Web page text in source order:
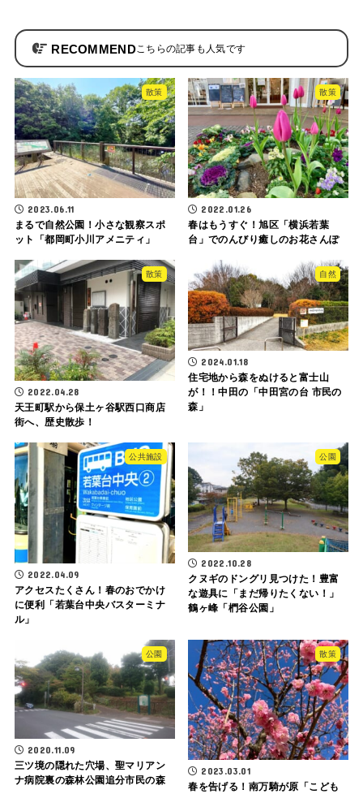
RECOMMEND
散策
2023.06.11
まるで自然公園！小さな観察スポ
ット「都岡町小川アメニティ」
散策
2022.01.26
春はもうすぐ！旭区「横浜若葉
台」でのんびり癒しのお花さんぽ
散策
2022.04.28
天王町駅から保土ヶ谷駅西口商店
街へ、歴史散歩！
自然
2024.01.18
住宅地から森をぬけると富士山
が！！中田の「中田宮の台 市民の
森」
公共施設
2022.04.09
アクセスたくさん！春のおでかけ
に便利「若葉台中央バスターミナ
ル」
公園
2022.10.28
クヌギのドングリ見つけた！豊富
な遊具に「まだ帰りたくない！」
鶴ヶ峰「椚谷公園」
公園
2020.11.09
三ツ境の隠れた穴場、聖マリアン
ナ病院裏の森林公園追分市民の森
散策
2023.03.01
春を告げる！南万騎が原「こども